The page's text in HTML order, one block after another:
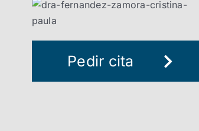
Pedir cita